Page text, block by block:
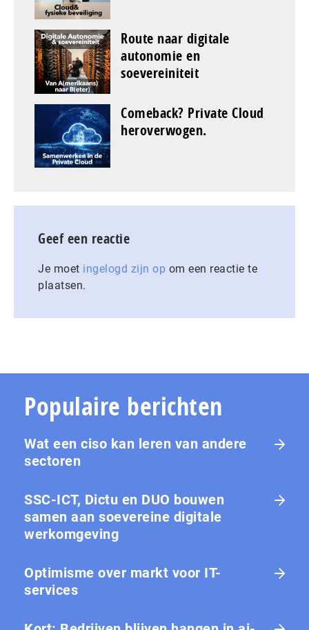
Route naar digitale
autonomie en
soevereiniteit
Comeback? Private Cloud
heroverwogen.
Geef een reactie
Je moet ingelogd zijn op om een reactie te
plaatsen.
Populaire berichten
Wat een ciso kan leren van andere
sectoren
SSC-ICT, Dictu en DUO bouwen
samen aan soevereine digitale
werkomgeving
Optimisme over markt voor IT-
services